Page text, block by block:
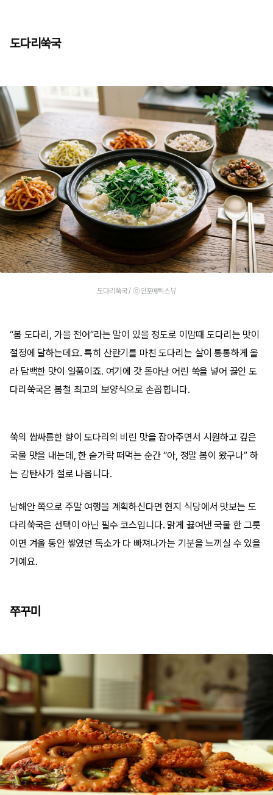
도다리쑥국
도다리쑥국 / ⓒ인포매틱스뷰
“봄 도다리, 가을 전어”라는 말이 있을 정도로 이맘때 도다리는 맛이
절정에 달하는데요. 특히 산란기를 마친 도다리는 살이 통통하게 올
라 담백한 맛이 일품이죠. 여기에 갓 돋아난 어린 쑥을 넣어 끓인 도
다리쑥국은 봄철 최고의 보양식으로 손꼽힙니다.
쑥의 쌉싸름한 향이 도다리의 비린 맛을 잡아주면서 시원하고 깊은
국물 맛을 내는데, 한 숟가락 떠먹는 순간 “아, 정말 봄이 왔구나” 하
는 감탄사가 절로 나옵니다.
남해안 쪽으로 주말 여행을 계획하신다면 현지 식당에서 맛보는 도
다리쑥국은 선택이 아닌 필수 코스입니다. 맑게 끓여낸 국물 한 그릇
이면 겨울 동안 쌓였던 독소가 다 빠져나가는 기분을 느끼실 수 있을
거예요.
쭈꾸미